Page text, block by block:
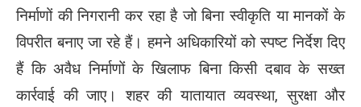
निर्माणों की निगरानी कर रहा है जो बिना स्वीकृति या मानकों के
विपरीत बनाए जा रहे हैं। हमने अधिकारियों को स्पष्ट निर्देश दिए
हैं कि अवैध निर्माणों के खिलाफ बिना किसी दबाव के सख्त
कार्रवाई की जाए। शहर की यातायात व्यवस्था, सुरक्षा और